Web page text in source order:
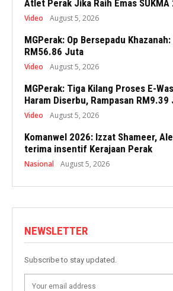
Atlet Perak Jika Raih Emas SUKMA
Video August 5, 2026
MGPerak: Op Bersepadu Khazanah:
RM56.86 Juta
Video August 5, 2026
MGPerak: Tiga Kilang Proses E-
Haram Diserbu, Rampasan RM9.39
Video August 5, 2026
Komanwel 2026: Izzat Shameer,
terima insentif Kerajaan Perak
Nasional August 5, 2026
NEWSLETTER
Subscribe to stay updated.